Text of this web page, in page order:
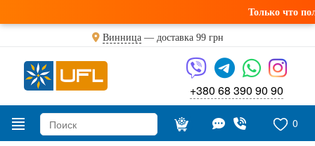
Только что получили
Винница— доставка 99 грн
+380 68 390 90 90
0